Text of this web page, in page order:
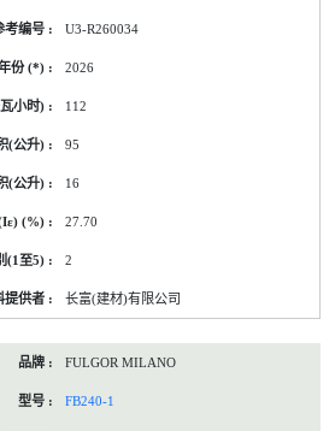
U3-R260034
2026
112
95
16
27.70
2
长富(建材)有限公司
FULGOR MILANO
FB240-1